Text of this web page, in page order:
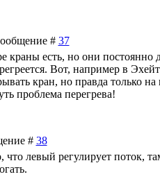
# 37
краны есть, но они постоянно
Вот, например в
кран, но правда только на
проблема перегрева!
# 38
левый регулирует поток,